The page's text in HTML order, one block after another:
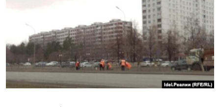
ПОДПИШИТЕСЬ НА РАССЫЛКУ
СОЦИАЛЬНЫЕ СЕТИ